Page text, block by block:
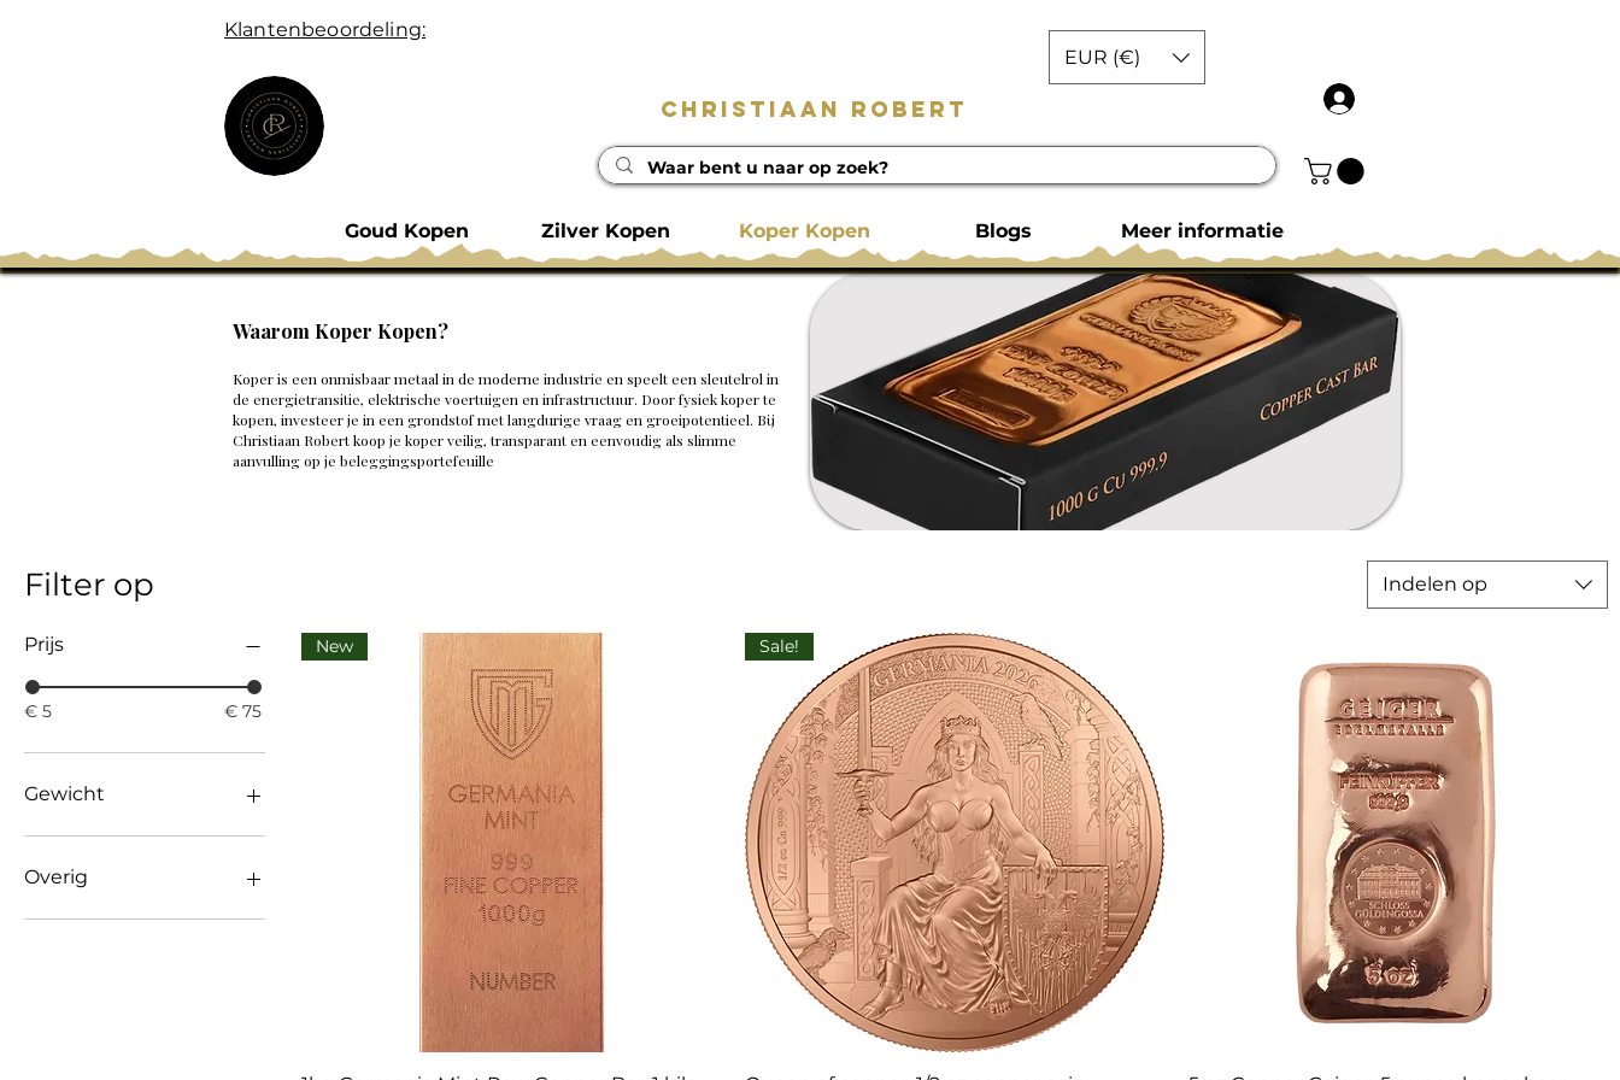
Klantenbeoordeling:
Christiaan Robert
Goud Kopen Zilver Kopen Koper Kopen Blogs Meer informatie
EUR (€)
Waarom Koper Kopen?
Koper is een onmisbaar metaal in de moderne industrie en speelt een sleutelrol in
de energietransitie, elektrische voertuigen en infrastructuur. Door fysiek koper te
kopen, investeer je in een grondstof met langdurige vraag en groeipotentieel. Bij
Christiaan Robert koop je koper veilig, transparant en eenvoudig als slimme
aanvulling op je beleggingsportefeuille
Filter op
Prijs
€ 5 € 75
Gewicht
5 oz
10 oz
Overig
Top Sellers
Indelen op
New Sale!